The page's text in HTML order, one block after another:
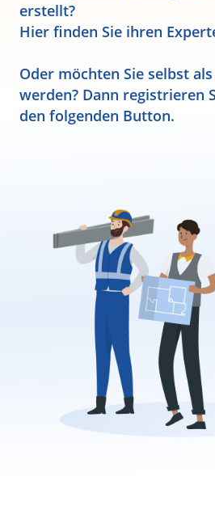
erstellt?
Hier finden Sie ihren
Oder möchten Sie selbst
werden? Dann registrieren
den folgenden Button.